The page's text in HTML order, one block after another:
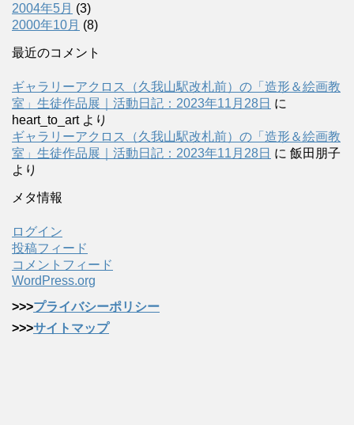
2004年5月 (3)
2000年10月 (8)
最近のコメント
ギャラリーアクロス（久我山駅改札前）の「造形＆絵画教
室」生徒作品展｜活動日記：2023年11月28日 に
heart_to_artより
ギャラリーアクロス（久我山駅改札前）の「造形＆絵画教
室」生徒作品展｜活動日記：2023年11月28日 に 飯田朋子
より
メタ情報
ログイン
投稿フィード
コメントフィード
WordPress.org
>>>プライバシーポリシー
>>>サイトマップ